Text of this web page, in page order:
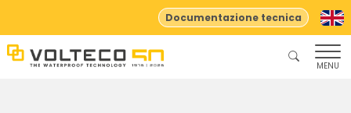
Documentazione tecnica
MENU